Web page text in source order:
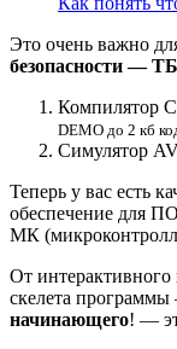
Это очень важно
безопасности — ТБ
Компилятор
DEMO до 2 кб
Симулятор
Теперь у вас есть
обеспечение для
МК
От интерактивного
скелета
начинающего! —